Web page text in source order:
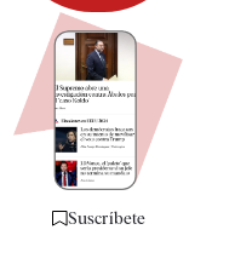
Suscríbete